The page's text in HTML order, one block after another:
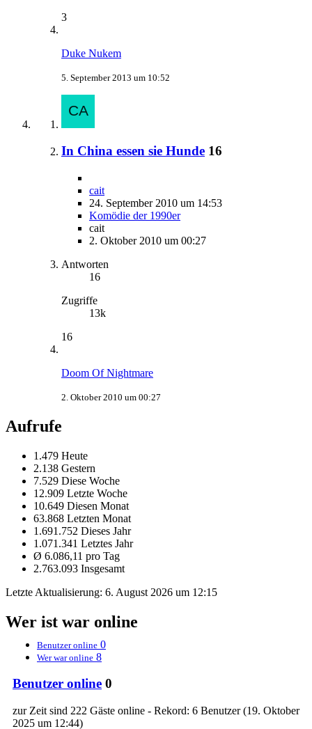
3
Duke Nukem
5. September 2013 um 10:52
In China essen sie Hunde 16
cait
24. September 2010 um 14:53
Komödie der 1990er
cait
2. Oktober 2010 um 00:27
Antworten
16
Zugriffe
13k
16
Doom Of Nightmare
2. Oktober 2010 um 00:27
Aufrufe
1.479 Heute
2.138 Gestern
7.529 Diese Woche
12.909 Letzte Woche
10.649 Diesen Monat
63.868 Letzten Monat
1.691.752 Dieses Jahr
1.071.341 Letztes Jahr
Ø 6.086,11 pro Tag
2.763.093 Insgesamt
Letzte Aktualisierung: 6. August 2026 um 12:15
Wer ist war online
Benutzer online 0
Wer war online 8
Benutzer online 0
zur Zeit sind 222 Gäste online - Rekord: 6 Benutzer (19. Oktober
2025 um 12:44)